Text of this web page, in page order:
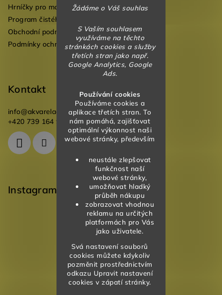
Žádáme o Váš souhlas
S Vaším souhlasem
využíváme na těchto
stránkách cookies a služby
třetích stran jako např.
Google Analytics, Google
Ads.
Používání cookies
Používáme cookies a
aplikace třetích stran. To
nám pomáhá, zajišťovat
optimální výkonnost naši
webové stránky, především
neustále zlepšovat
funkčnost naší
webové stránky,
umožňovat hladký
průběh nákupu
zobrazovat vhodnou
reklamu na určitých
platformách pro Vás
jako uživatele.
Svá nastavení souborů
cookies můžete kdykoliv
pozměnit prostřednictvím
odkazu Upravit nastavení
cookies v zápatí stránky.
Hrníčky pro mateřské školky
Program čistého vzduchu pro mateřské školy
Obchodní podmínky
Podmínky ochrany osobních údajů
Kontakt
info@akvareladesign.cz
+420 739 164 946
Instagram